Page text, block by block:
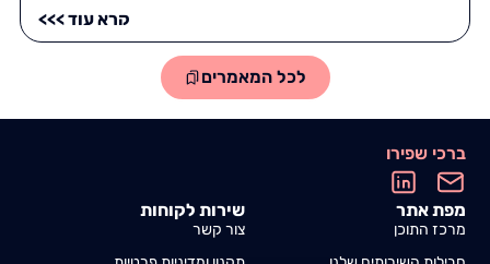
קרא עוד >>>
לכל המאמרים
ברכי שפירו
מפת אתר
מרכז התוכן
שירות לקוחות
צור קשר